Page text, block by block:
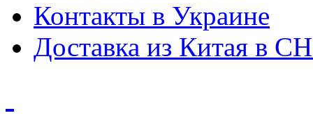
Контакты в Украине
Доставка из Китая в